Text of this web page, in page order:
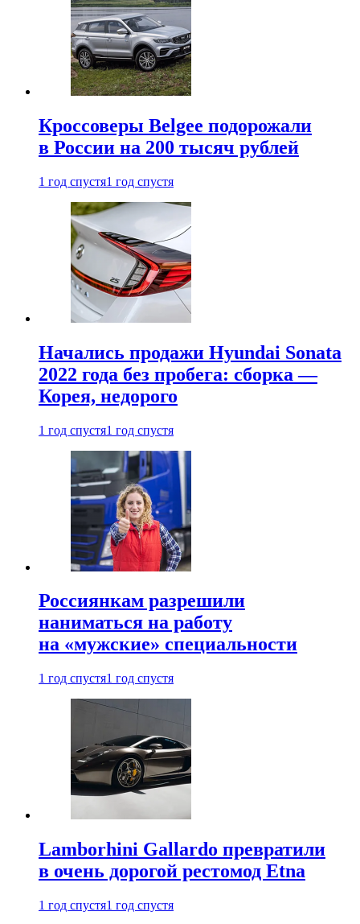
Кроссоверы Belgee подорожали
в России на 200 тысяч рублей
1 год спустя1 год спустя
Начались продажи Hyundai Sonata
2022 года без пробега: сборка —
Корея, недорого
1 год спустя1 год спустя
Россиянкам разрешили
наниматься на работу
на «мужские» специальности
1 год спустя1 год спустя
Lamborhini Gallardo превратили
в очень дорогой рестомод Etna
1 год спустя1 год спустя